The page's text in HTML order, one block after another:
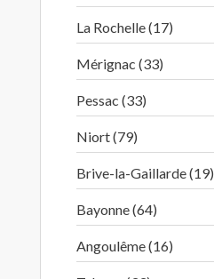
La Rochelle (17)
Mérignac (33)
Pessac (33)
Niort (79)
Brive-la-Gaillarde (19)
Bayonne (64)
Angoulême (16)